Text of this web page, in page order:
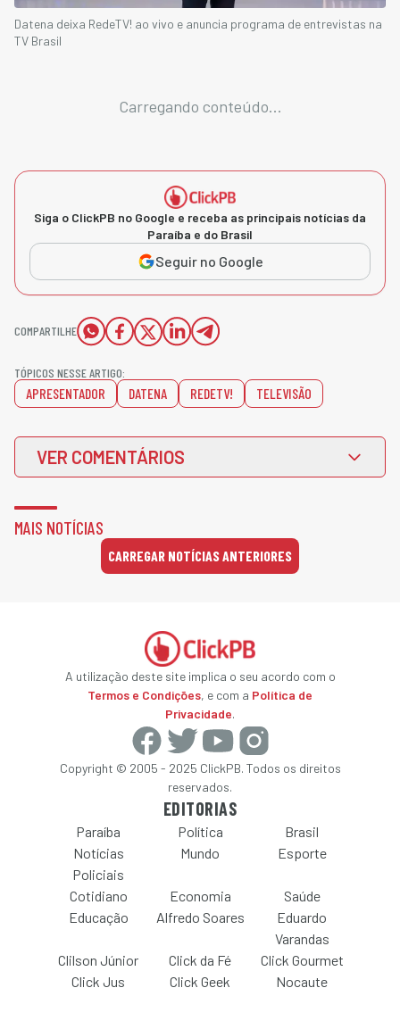
Datena deixa RedeTV! ao vivo e anuncia programa de entrevistas na
TV Brasil
Carregando conteúdo...
Siga o ClickPB no Google e receba as principais notícias da
Paraíba e do Brasil
Seguir no Google
COMPARTILHE
TÓPICOS NESSE ARTIGO:
APRESENTADOR DATENA REDETV! TELEVISÃO
VER COMENTÁRIOS
MAIS NOTÍCIAS
CARREGAR NOTÍCIAS ANTERIORES
A utilização deste site implica o seu acordo com o
Termos e Condições, e com a Política de
Privacidade.
Copyright © 2005 - 2025 ClickPB. Todos os direitos
reservados.
EDITORIAS
Paraíba Política
Brasil
Notícias
Policiais
Mundo Esporte
Cotidiano Economia
Saúde
Educação
Alfredo Soares
Eduardo
Varandas
Clilson Júnior
Click da Fé
Click Gourmet
Click Jus
Click Geek Nocaute